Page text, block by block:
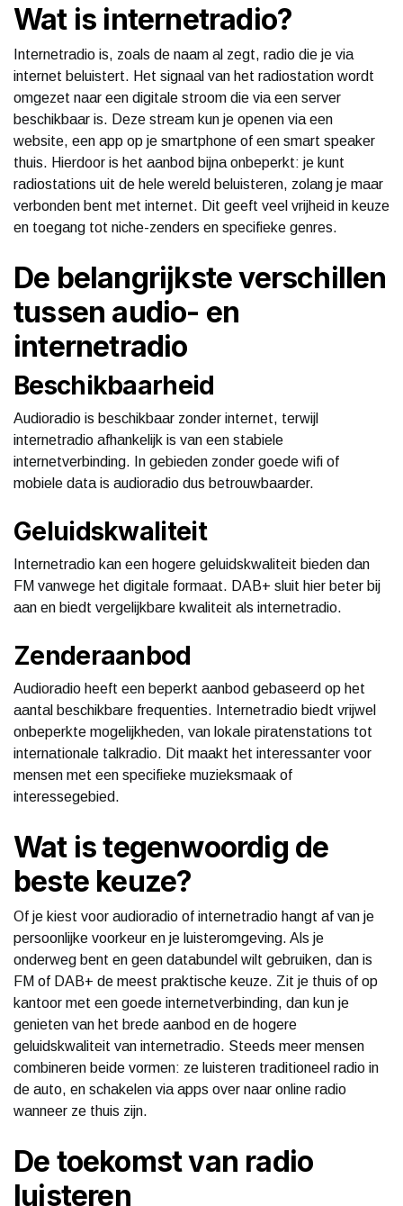
Wat is internetradio?
Internetradio is, zoals de naam al zegt, radio die je via
internet beluistert. Het signaal van het radiostation wordt
omgezet naar een digitale stroom die via een server
beschikbaar is. Deze stream kun je openen via een
website, een app op je smartphone of een smart speaker
thuis. Hierdoor is het aanbod bijna onbeperkt: je kunt
radiostations uit de hele wereld beluisteren, zolang je maar
verbonden bent met internet. Dit geeft veel vrijheid in keuze
en toegang tot niche-zenders en specifieke genres.
De belangrijkste verschillen
tussen audio- en
internetradio
Beschikbaarheid
Audioradio is beschikbaar zonder internet, terwijl
internetradio afhankelijk is van een stabiele
internetverbinding. In gebieden zonder goede wifi of
mobiele data is audioradio dus betrouwbaarder.
Geluidskwaliteit
Internetradio kan een hogere geluidskwaliteit bieden dan
FM vanwege het digitale formaat. DAB+ sluit hier beter bij
aan en biedt vergelijkbare kwaliteit als internetradio.
Zenderaanbod
Audioradio heeft een beperkt aanbod gebaseerd op het
aantal beschikbare frequenties. Internetradio biedt vrijwel
onbeperkte mogelijkheden, van lokale piratenstations tot
internationale talkradio. Dit maakt het interessanter voor
mensen met een specifieke muzieksmaak of
interessegebied.
Wat is tegenwoordig de
beste keuze?
Of je kiest voor audioradio of internetradio hangt af van je
persoonlijke voorkeur en je luisteromgeving. Als je
onderweg bent en geen databundel wilt gebruiken, dan is
FM of DAB+ de meest praktische keuze. Zit je thuis of op
kantoor met een goede internetverbinding, dan kun je
genieten van het brede aanbod en de hogere
geluidskwaliteit van internetradio. Steeds meer mensen
combineren beide vormen: ze luisteren traditioneel radio in
de auto, en schakelen via apps over naar online radio
wanneer ze thuis zijn.
De toekomst van radio
luisteren